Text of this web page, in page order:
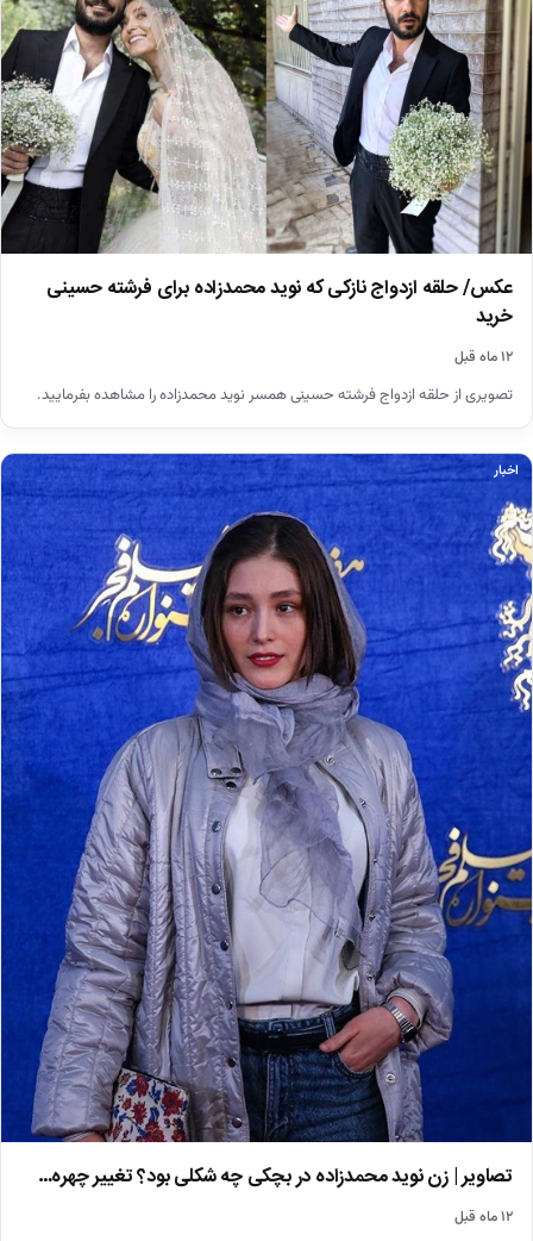
عکس/ حلقه ازدواج نازکی که نوید محمدزاده برای فرشته حسینی
خرید
۱۲ ماه قبل
تصویری از حلقه ازدواج فرشته حسینی همسر نوید محمدزاده را مشاهده بفرمایید.
اخبار
تصاویر | زن نوید محمدزاده در بچکی چه شکلی بود؟ تغییر چهره…
۱۲ ماه قبل